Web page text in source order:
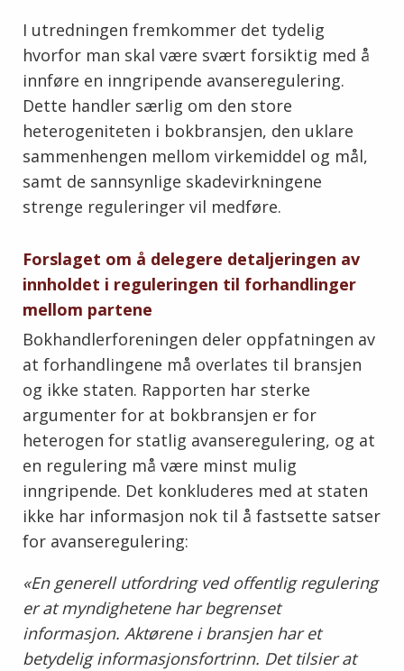
I utredningen fremkommer det tydelig
hvorfor man skal være svært forsiktig med å
innføre en inngripende avanseregulering.
Dette handler særlig om den store
heterogeniteten i bokbransjen, den uklare
sammenhengen mellom virkemiddel og mål,
samt de sannsynlige skadevirkningene
strenge reguleringer vil medføre.
Forslaget om å delegere detaljeringen av
innholdet i reguleringen til forhandlinger
mellom partene
Bokhandlerforeningen deler oppfatningen av
at forhandlingene må overlates til bransjen
og ikke staten. Rapporten har sterke
argumenter for at bokbransjen er for
heterogen for statlig avanseregulering, og at
en regulering må være minst mulig
inngripende. Det konkluderes med at staten
ikke har informasjon nok til å fastsette satser
for avanseregulering:
«En generell utfordring ved offentlig regulering
er at myndighetene har begrenset
informasjon. Aktørene i bransjen har et
betydelig informasjonsfortrinn. Det tilsier at